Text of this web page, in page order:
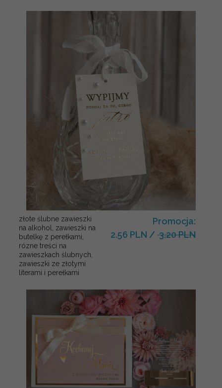
złote ślubne zawieszki
na alkohol, zawieszki na
butelkę z perełkami,
rózne treści na
zawieszkach ślubnych,
zawieszki ze złotymi
literami i perełkami
Promocja:
2.56 PLN / 3.20 PLN